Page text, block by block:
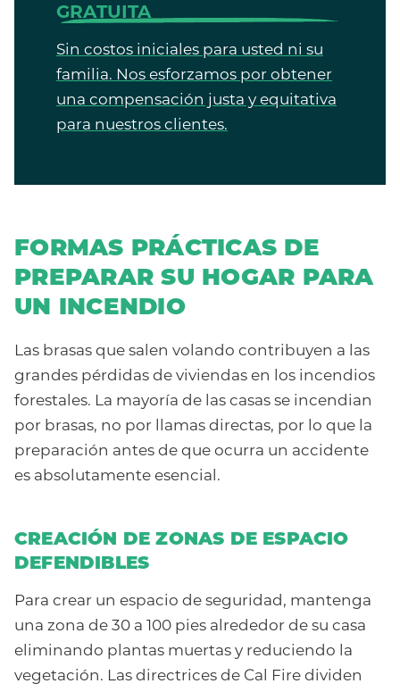
GRATUITA
Sin costos iniciales para usted ni su
familia. Nos esforzamos por obtener
una compensación justa y equitativa
para nuestros clientes.
FORMAS PRÁCTICAS DE
PREPARAR SU HOGAR PARA
UN INCENDIO
Las brasas que salen volando contribuyen a las
grandes pérdidas de viviendas en los incendios
forestales. La mayoría de las casas se incendian
por brasas, no por llamas directas, por lo que la
preparación antes de que ocurra un accidente
es absolutamente esencial.
CREACIÓN DE ZONAS DE ESPACIO
DEFENDIBLES
Para crear un espacio de seguridad, mantenga
una zona de 30 a 100 pies alrededor de su casa
eliminando plantas muertas y reduciendo la
vegetación. Las directrices de Cal Fire dividen